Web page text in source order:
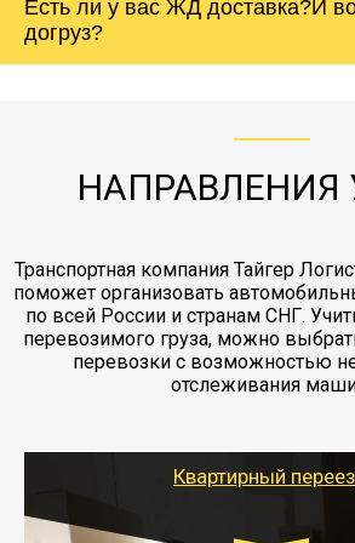
сантиметров. Идеальная
холодильника - обложить
коробками и обмотать стрейч
непредвиденных ситуаций.
Вашего груза по ставке 0.15 от
груза. Мы сотрудничаем по
заканчивая выгрузкой в пункте
морской путь. Речная доставка
Есть ли у вас ЖД доставка?И
догруз?
НАПРАВЛЕНИЯ
Транспортная компания Тайгер
поможет организовать
по всей России и странам СНГ.
перевозимого груза, можно
перевозки с возможностью
отслеживания
Квартирный